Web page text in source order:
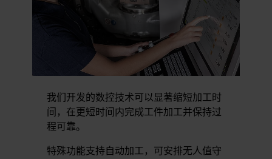
我们开发的数控技术可以显著缩短加工时
间，在更短时间内完成工件加工并保持过
程可靠。
特殊功能支持自动加工，可安排无人值守